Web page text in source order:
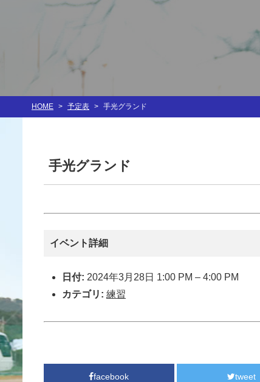
HOME > 予定表 > 手光グランド
手光グランド
イベント詳細
日付: 2024年3月28日 1:00 PM – 4:00 PM
カテゴリ: 練習
facebook tweet